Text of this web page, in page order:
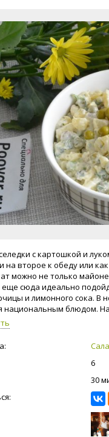
с картошкой и
на второе к обеду или
можно не только
сюда идеально
и лимонного сока. В
национальным блюдом.
добавляют кисло-
А если вместе
картофельный
поменять 1
бойтесь
6
30